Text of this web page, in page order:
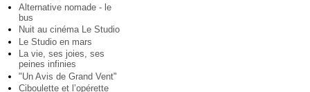
Alternative nomade - le
bus
Nuit au cinéma Le Studio
Le Studio en mars
La vie, ses joies, ses
peines infinies
"Un Avis de Grand Vent"
Ciboulette et l’opérette